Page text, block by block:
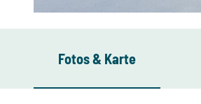
Fotos & Karte